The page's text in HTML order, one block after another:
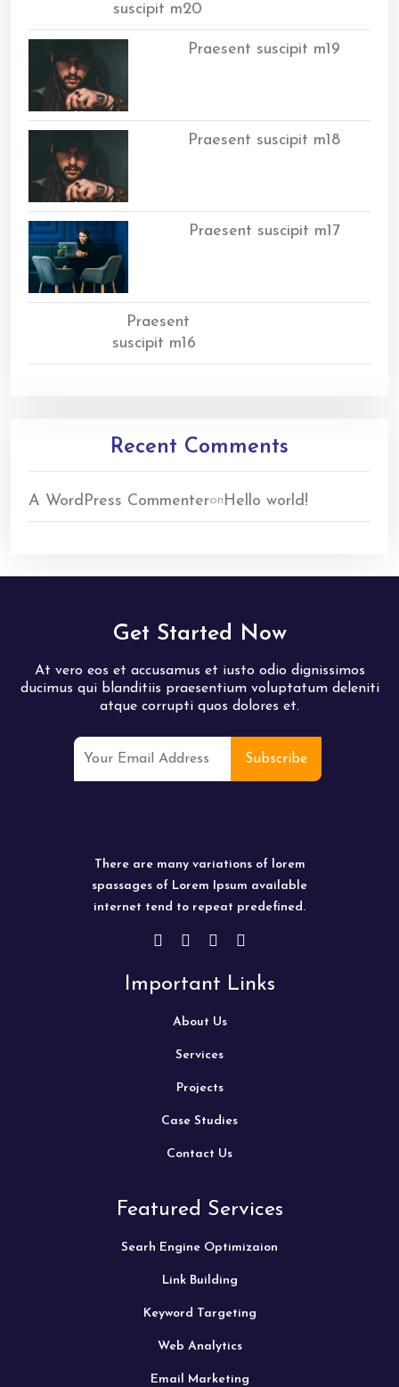
suscipit m20
Praesent suscipit m19
Praesent suscipit m18
Praesent suscipit m17
Praesent
suscipit m16
Recent Comments
A WordPress Commenteron Hello world!
Get Started Now
At vero eos et accusamus et iusto odio dignissimos
ducimus qui blanditiis praesentium voluptatum deleniti
atque corrupti quos dolores et.
There are many variations of lorem
spassages of Lorem Ipsum available
internet tend to repeat predefined.
Important Links
About Us
Services
Projects
Case Studies
Contact Us
Featured Services
Searh Engine Optimizaion
Link Building
Keyword Targeting
Web Analytics
Email Marketing